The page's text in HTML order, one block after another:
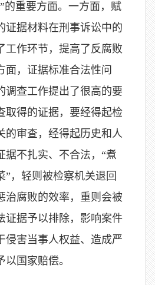
的重要方面。一方面，赋
证据材料在刑事诉讼中的
工作环节，提高了反腐败
面，证据标准合法性问
调查工作提出了很高的要
取得的证据，要经得起检
的审查，经得起历史和人
据不扎实、不合法，“煮
”，轻则被检察机关退回
治腐败的效率，重则会被
证据予以排除，影响案件
侵害当事人权益、造成严
国家赔偿。